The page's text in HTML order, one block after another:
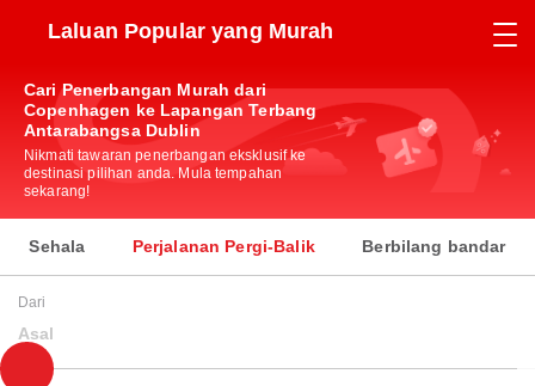
Laluan Popular yang Murah
Cari Penerbangan Murah dari
Copenhagen ke Lapangan Terbang
Antarabangsa Dublin
Nikmati tawaran penerbangan eksklusif ke
destinasi pilihan anda. Mula tempahan
sekarang!
Sehala Perjalanan Pergi-Balik Berbilang bandar
Dari
Asal